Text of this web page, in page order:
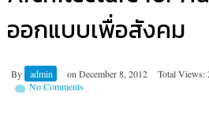
ออกแบบเพื่อสังคม
By admin on December 8, 2012 Total Views:
No Comments